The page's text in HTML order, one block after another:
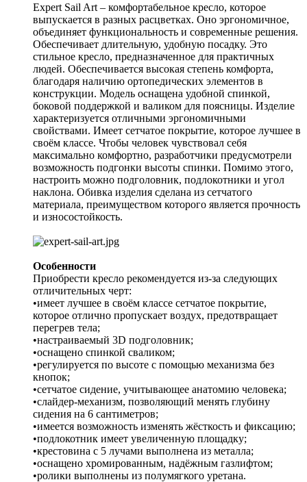
Expert Sail Art – комфортабельное кресло, которое
выпускается в разных расцветках. Оно эргономичное,
объединяет функциональность и современные решения.
Обеспечивает длительную, удобную посадку. Это
стильное кресло, предназначенное для практичных
людей. Обеспечивается высокая степень комфорта,
благодаря наличию ортопедических элементов в
конструкции. Модель оснащена удобной спинкой,
боковой поддержкой и валиком для поясницы. Изделие
характеризуется отличными эргономичными
свойствами. Имеет сетчатое покрытие, которое лучшее в
своём классе. Чтобы человек чувствовал себя
максимально комфортно, разработчики предусмотрели
возможность подгонки высоты спинки. Помимо этого,
настроить можно подголовник, подлокотники и угол
наклона. Обивка изделия сделана из сетчатого
материала, преимуществом которого является прочность
и износостойкость.
Особенности
Приобрести кресло рекомендуется из-за следующих
отличительных черт:
•имеет лучшее в своём классе сетчатое покрытие,
которое отлично пропускает воздух, предотвращает
перегрев тела;
•настраиваемый 3D подголовник;
•оснащено спинкой сваликом;
•регулируется по высоте с помощью механизма без
кнопок;
•сетчатое сидение, учитывающее анатомию человека;
•слайдер-механизм, позволяющий менять глубину
сидения на 6 сантиметров;
•имеется возможность изменять жёсткость и фиксацию;
•подлокотник имеет увеличенную площадку;
•крестовина с 5 лучами выполнена из металла;
•оснащено хромированным, надёжным газлифтом;
•ролики выполнены из полумягкого уретана.